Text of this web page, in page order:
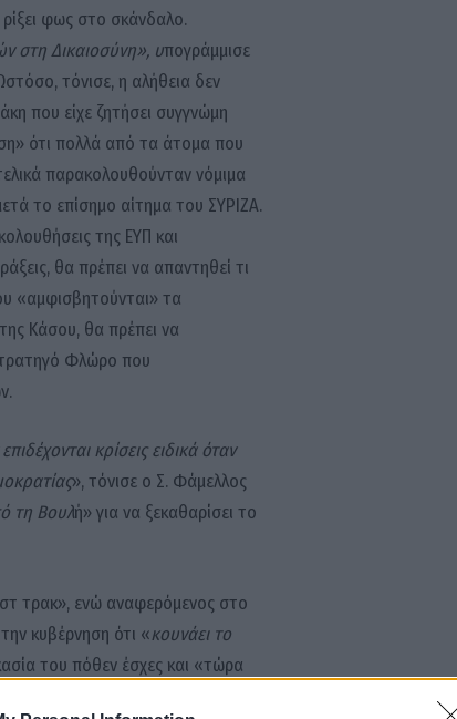
φως στο σκάνδαλο.
στη Δικαιοσύνη», υπογράμμισε
τόνισε, η αλήθεια δεν
που είχε ζητήσει συγγνώμη
ότι πολλά από τα άτομα που
παρακολουθούνταν νόμιμα
το επίσημο αίτημα του ΣΥΡΙΖΑ.
της ΕΥΠ και
θα πρέπει να απαντηθεί τι
«αμφισβητούνται» τα
Κάσου, θα πρέπει να
Φλώρο που
κρίσεις ειδικά όταν
», τόνισε ο Σ. Φάμελλος
τη Βουλή» για να ξεκαθαρίσει το
τρακ», ενώ αναφερόμενος στο
κυβέρνηση ότι «κουνάει το
του πόθεν έσχες και «τώρα
με την αρμόδια